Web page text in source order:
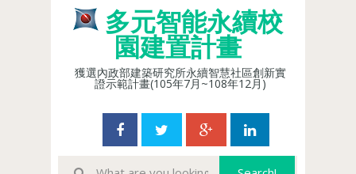
多元智能永續校
園建置計畫
獲選內政部建築研究所永續智慧社區創新實
證示範計畫(105年7月~108年12月)